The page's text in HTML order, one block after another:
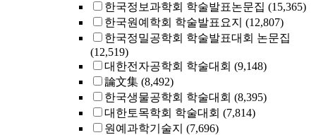
한국정보과학회 학술발표논문집 (15,365)
한국원예학회 학술발표요지 (12,807)
한국정밀공학회 학술발표대회 논문집
(12,519)
대한전자공학회 학술대회 (9,148)
論文集 (8,492)
한국생물공학회 학술대회 (8,395)
대한토목학회 학술대회 (7,814)
원예과학기술지 (7,696)